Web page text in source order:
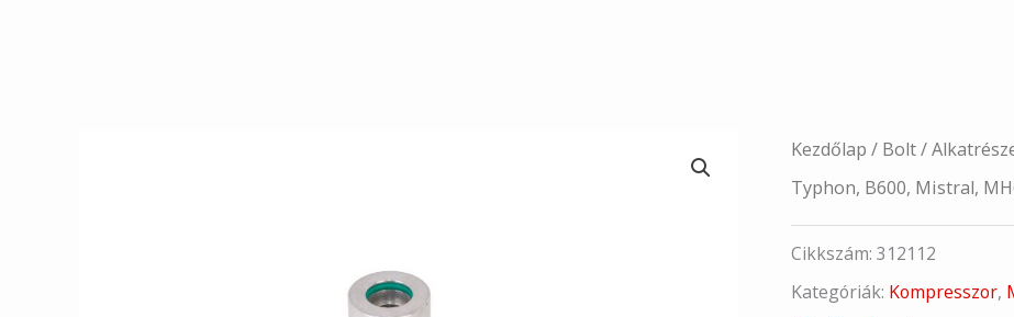
Kezdőlap / Bolt/
Typhon, B600, Mistral,
Cikkszám: 312112
Kategóriák: Kompresszor,